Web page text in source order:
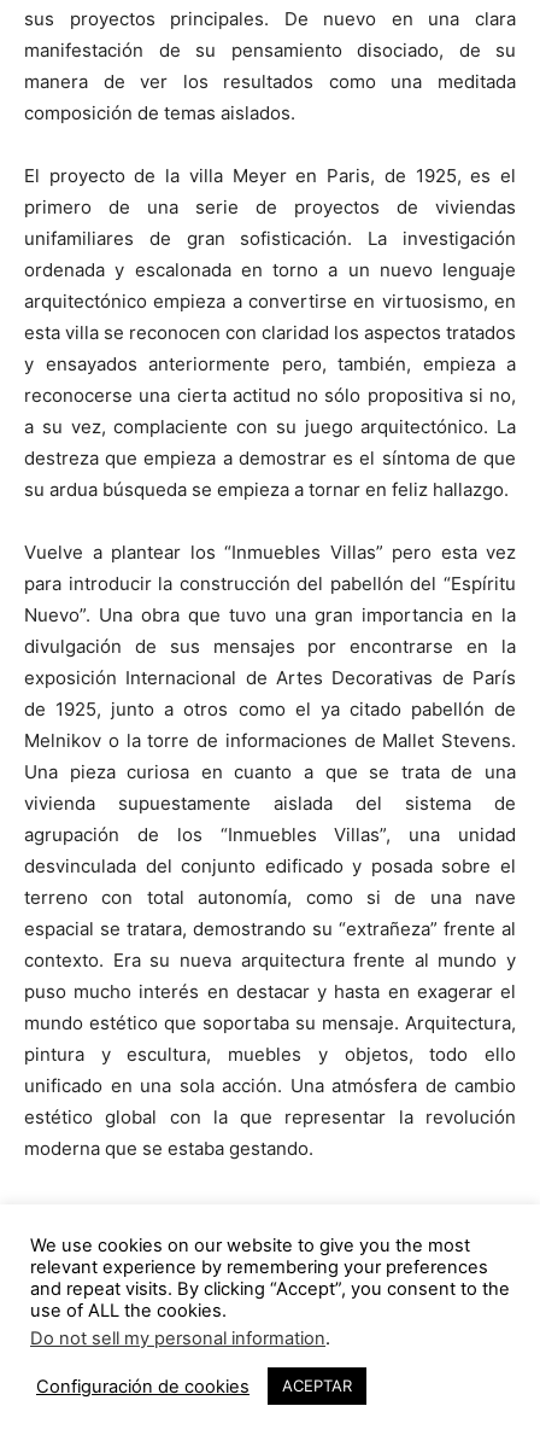
sus proyectos principales. De nuevo en una clara
manifestación de su pensamiento disociado, de su
manera de ver los resultados como una meditada
composición de temas aislados.
El proyecto de la villa Meyer en Paris, de 1925, es el
primero de una serie de proyectos de viviendas
unifamiliares de gran sofisticación. La investigación
ordenada y escalonada en torno a un nuevo lenguaje
arquitectónico empieza a convertirse en virtuosismo, en
esta villa se reconocen con claridad los aspectos tratados
y ensayados anteriormente pero, también, empieza a
reconocerse una cierta actitud no sólo propositiva si no,
a su vez, complaciente con su juego arquitectónico. La
destreza que empieza a demostrar es el síntoma de que
su ardua búsqueda se empieza a tornar en feliz hallazgo.
Vuelve a plantear los “Inmuebles Villas” pero esta vez
para introducir la construcción del pabellón del “Espíritu
Nuevo”. Una obra que tuvo una gran importancia en la
divulgación de sus mensajes por encontrarse en la
exposición Internacional de Artes Decorativas de París
de 1925, junto a otros como el ya citado pabellón de
Melnikov o la torre de informaciones de Mallet Stevens.
Una pieza curiosa en cuanto a que se trata de una
vivienda supuestamente aislada del sistema de
agrupación de los “Inmuebles Villas”, una unidad
desvinculada del conjunto edificado y posada sobre el
terreno con total autonomía, como si de una nave
espacial se tratara, demostrando su “extrañeza” frente al
contexto. Era su nueva arquitectura frente al mundo y
puso mucho interés en destacar y hasta en exagerar el
mundo estético que soportaba su mensaje. Arquitectura,
pintura y escultura, muebles y objetos, todo ello
unificado en una sola acción. Una atmósfera de cambio
estético global con la que representar la revolución
moderna que se estaba gestando.
pabellón pensado y construido de una manera muy
particular. La unificación de las artes, de las corrientes
artísticas, a través de la arquitectura era ya, en 1925, una
idea generalizada, pero LC, como ya nos tiene
acostumbrados, resuelve el pabellón acudiendo con
habilidad a la fragmentación de acciones y mensajes para
We use cookies on our website to give you the most
relevant experience by remembering your preferences
and repeat visits. By clicking “Accept”, you consent to the
use of ALL the cookies.
Do not sell my personal information.
Configuración de cookies ACEPTAR